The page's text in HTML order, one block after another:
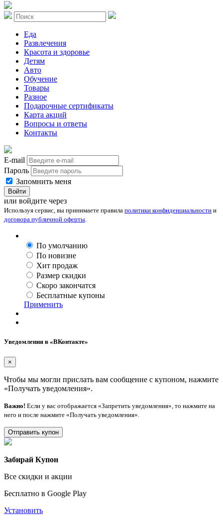
Еда
Развлечения
Красота и здоровье
Детям
Авто
Обучение
Товары
Разное
Подарочные сертификаты
Карта акций
Вопросы и ответы
Контакты
E-mail
Пароль
Запомнить меня
Войти
или войдите через
Используя сервис, вы принимаете правила политики конфиденциальности и
договора публичной оферты
По умолчанию
По новизне
Хит продаж
Размер скидки
Скоро закончатся
Бесплатные купоны
Применить
Уведомления в «ВКонтакте»
×
Чтобы мы могли прислать вам сообщение с купоном, нажмите
«Получать уведомления».
Важно! Если у вас отображается «Запретить уведомления», то нажмите на
него и после нажмите «Получать уведомления».
Отправить купон
Забирай Купон
Все скидки и акции
Бесплатно в Google Play
Установить